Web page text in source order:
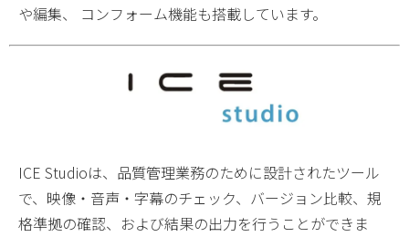
や編集、 コンフォーム機能も搭載しています。
ICE Studioは、品質管理業務のために設計されたツール
で、映像・音声・字幕のチェック、バージョン比較、規
格準拠の確認、および結果の出力を行うことができま